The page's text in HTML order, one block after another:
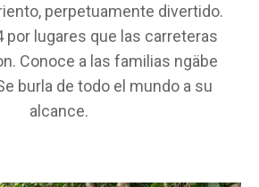
perpetuamente divertido.
por lugares que las carreteras
Conoce a las familias ngäbe
burla de todo el mundo a su
alcance.